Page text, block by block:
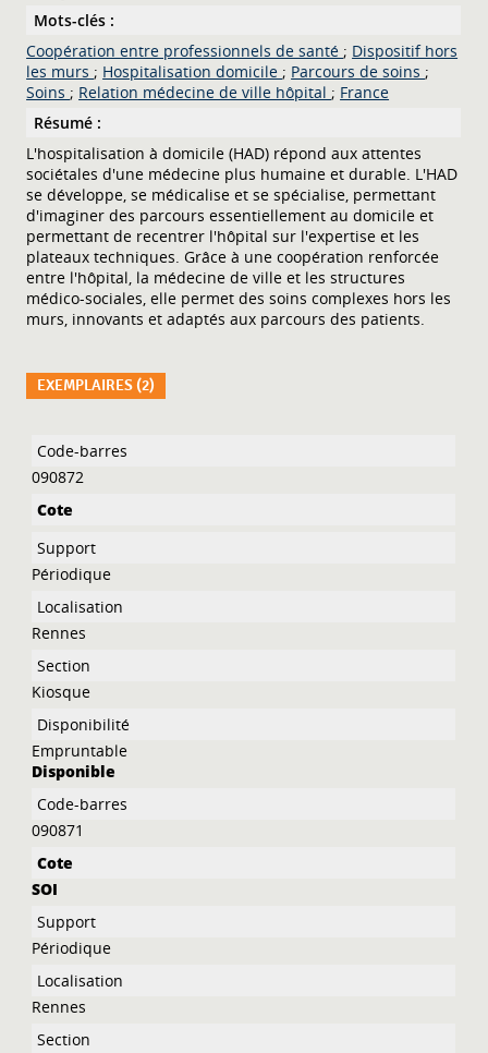
Mots-clés :
Coopération entre professionnels de santé ; Dispositif hors
les murs ; Hospitalisation domicile ; Parcours de soins ;
Soins ; Relation médecine de ville hôpital ; France
Résumé :
L'hospitalisation à domicile (HAD) répond aux attentes
sociétales d'une médecine plus humaine et durable. L'HAD
se développe, se médicalise et se spécialise, permettant
d'imaginer des parcours essentiellement au domicile et
permettant de recentrer l'hôpital sur l'expertise et les
plateaux techniques. Grâce à une coopération renforcée
entre l'hôpital, la médecine de ville et les structures
médico-sociales, elle permet des soins complexes hors les
murs, innovants et adaptés aux parcours des patients.
EXEMPLAIRES (2)
Liste des exemplaires
090872
Périodique
Rennes
Kiosque
Empruntable
Disponible
090871
SOI
Périodique
Rennes